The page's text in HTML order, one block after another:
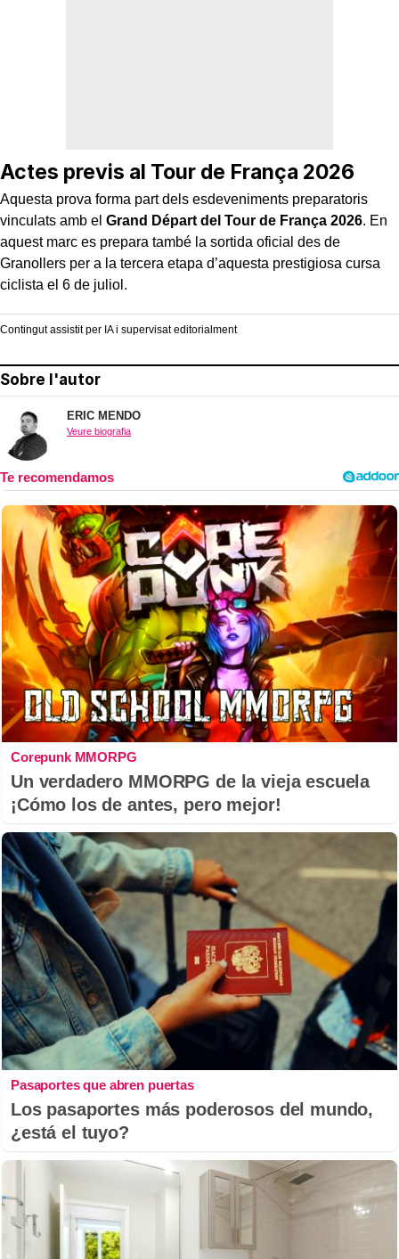
Actes previs al Tour de França 2026
Aquesta prova forma part dels esdeveniments preparatoris
vinculats amb el Grand Départ del Tour de França 2026. En
aquest marc es prepara també la sortida oficial des de
Granollers per a la tercera etapa d’aquesta prestigiosa cursa
ciclista el 6 de juliol.
Contingut assistit per IA i supervisat editorialment
Sobre l'autor
ERIC MENDO
Veure biografia
Corepunk MMORPG
Un verdadero MMORPG de la vieja escuela
¡Cómo los de antes, pero mejor!
Pasaportes que abren puertas
Los pasaportes más poderosos del mundo,
¿está el tuyo?